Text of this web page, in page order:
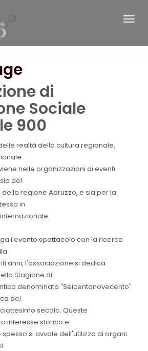
di
Sociale
900
realtà della cultura regionale,
nelle organizzazioni di eventi
del
regione Abruzzo, e sia per la
in
l'evento spettacolo con la ricerca
anni, l'associazione si dedica
Stagione di
denominata "Seicentonovecento"
del
secolo. Queste
interesse storico e
si avvale dell'utilizzo di organi